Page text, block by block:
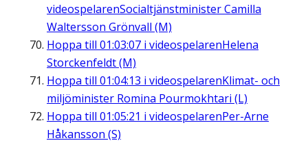
videospelarenSocialtjänstminister Camilla
Waltersson Grönvall (M)
Hoppa till 01:03:07 i videospelarenHelena
Storckenfeldt (M)
Hoppa till 01:04:13 i videospelarenKlimat- och
miljöminister Romina Pourmokhtari (L)
Hoppa till 01:05:21 i videospelarenPer-Arne
Håkansson (S)